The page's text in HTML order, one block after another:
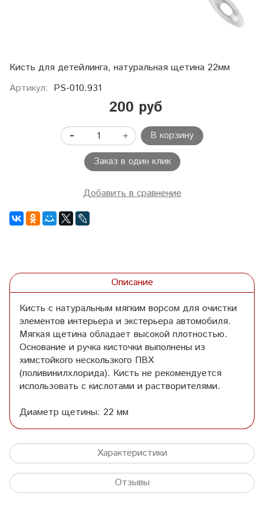
Кисть для детейлинга, натуральная щетина 22мм
Артикул: PS-010.931
200 руб
В корзину
Заказ в один клик
Добавить в сравнение
Описание
Кисть с натуральным мягким ворсом для очистки
элементов интерьера и экстерьера автомобиля.
Мягкая щетина обладает высокой плотностью.
Основание и ручка кисточки выполнены из
химстойкого нескользкого ПВХ
(поливинилхлорида). Кисть не рекомендуется
использовать с кислотами и растворителями.
Диаметр щетины: 22 мм
Характеристики
Отзывы